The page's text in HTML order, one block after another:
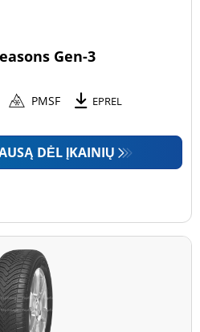
Gen-3
PMSF EPREL
DĖL ĮKAINIŲ